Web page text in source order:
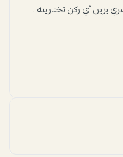
يزين أي ركن تختارينه .